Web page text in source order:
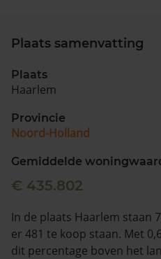
Zoek een woning
088 220 4200
Maandag t/m vrijdag - 08:00
Plaats samenvatting
Plaats
Haarlem
Provincie
Noord-Holland
Gemiddelde
€ 435.802
In de plaats Haarlem staan
er 481 te koop staan. Met
dit percentage boven het